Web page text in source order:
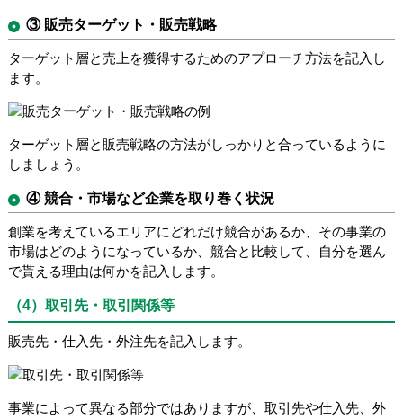
③ 販売ターゲット・販売戦略
ターゲット層と売上を獲得するためのアプローチ方法を記入し
ます。
ターゲット層と販売戦略の方法がしっかりと合っているように
しましょう。
④ 競合・市場など企業を取り巻く状況
創業を考えているエリアにどれだけ競合があるか、その事業の
市場はどのようになっているか、競合と比較して、自分を選ん
で貰える理由は何かを記入します。
（4）取引先・取引関係等
販売先・仕入先・外注先を記入します。
事業によって異なる部分ではありますが、取引先や仕入先、外